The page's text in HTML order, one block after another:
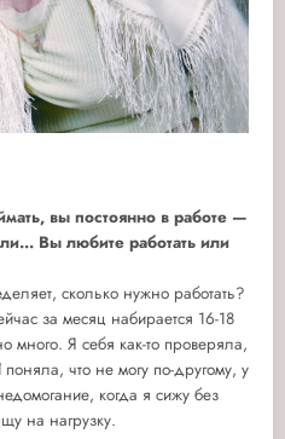
вы постоянно в работе —
Вы любите работать или
сколько нужно работать?
за месяц набирается 16-18
много. Я себя как-то проверяла,
что не могу по-другому, у
когда я сижу без
на нагрузку.